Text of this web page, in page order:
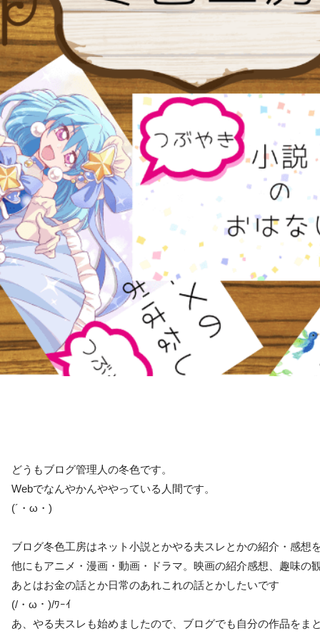
どうもブログ管理人の冬色です。
Webでなんやかんややっている人間です。
(´・ω・)
ブログ冬色工房はネット小説とかやる夫スレとかの紹介・感想
他にもアニメ・漫画・動画・ドラマ。映画の紹介感想、趣味の
あとはお金の話とか日常のあれこれの話とかしたいです
(/・ω・)/ﾜｰｲ
あ、やる夫スレも始めましたので、ブログでも自分の作品をま